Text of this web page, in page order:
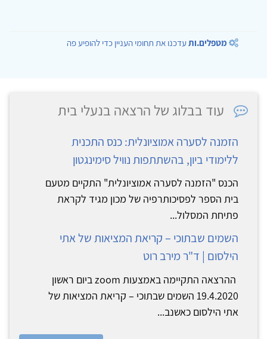
מטפלים.ותעדכנו את תחומי העניין כדי להופיע פה
עוד בבלוג של הרצאה בנעלי בית
הזמנה לסערה אמוציונלית: כנס התכנית
ללימודי ביון, בהשתתפות נוויל סימינגטון
הכנס "הזמנה לסערה אמוציונלית" התקיים מטעם
בית הספר לפסיכותרפיה של מכון מגיד לקראת
פתיחת המסלול...
השמים שבתוכי – קריאת המציאות של אתי
הילסום | ד"ר מירב רוט
ההרצאה התקיימה באמצעות zoom ביום ראשון
19.4.2020 השמים שבתוכי – קריאת המציאות של
אתי הילסום כאשנב...